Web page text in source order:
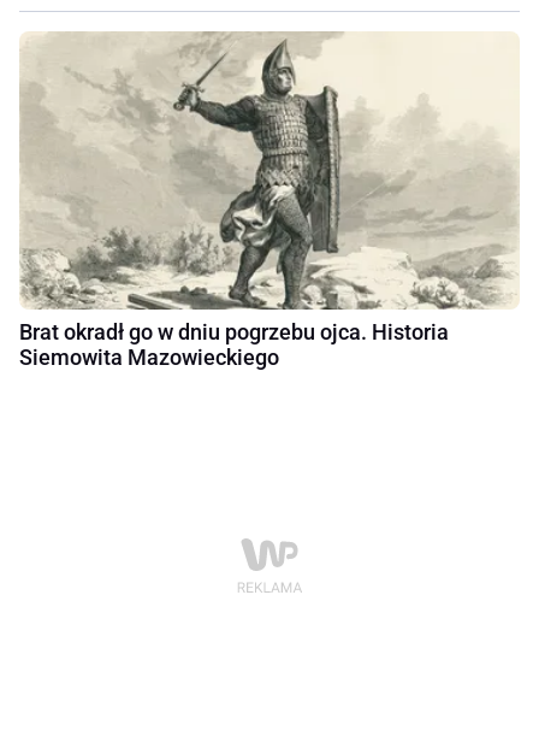
Brat okradł go w dniu pogrzebu ojca. Historia
Siemowita Mazowieckiego